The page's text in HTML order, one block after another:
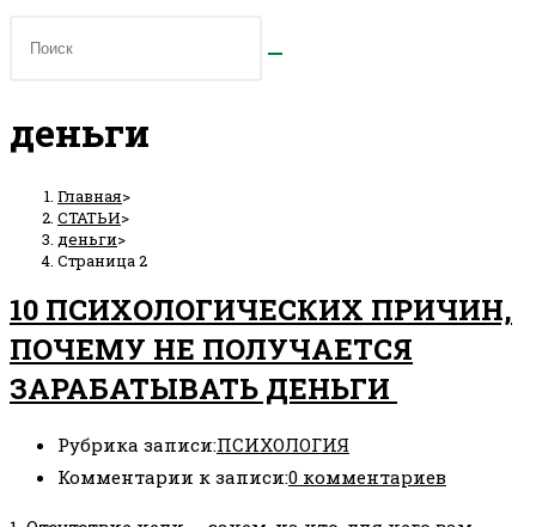
деньги
Главная>
СТАТЬИ>
деньги>
Страница 2
10 ПСИХОЛОГИЧЕСКИХ ПРИЧИН,
ПОЧЕМУ НЕ ПОЛУЧАЕТСЯ
ЗАРАБАТЫВАТЬ ДЕНЬГИ
Рубрика записи:ПСИХОЛОГИЯ
Комментарии к записи:0 комментариев